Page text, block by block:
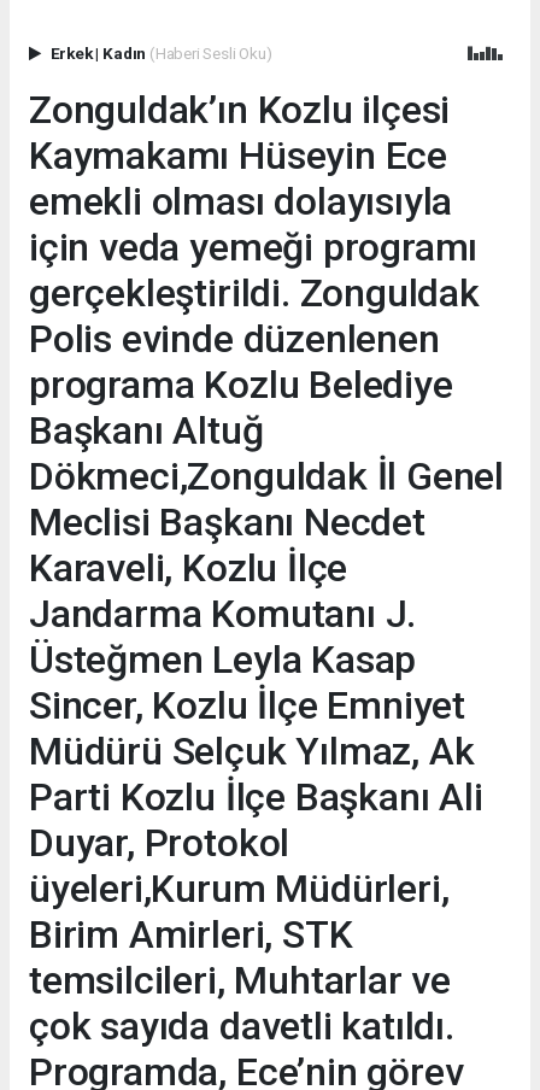
Erkek| Kadın (Haberi Sesli Oku)
Zonguldak’ın Kozlu ilçesi
Kaymakamı Hüseyin Ece
emekli olması dolayısıyla
için veda yemeği programı
gerçekleştirildi. Zonguldak
Polis evinde düzenlenen
programa Kozlu Belediye
Başkanı Altuğ
Dökmeci,Zonguldak İl Genel
Meclisi Başkanı Necdet
Karaveli, Kozlu İlçe
Jandarma Komutanı J.
Üsteğmen Leyla Kasap
Sincer, Kozlu İlçe Emniyet
Müdürü Selçuk Yılmaz, Ak
Parti Kozlu İlçe Başkanı Ali
Duyar, Protokol
üyeleri,Kurum Müdürleri,
Birim Amirleri, STK
temsilcileri, Muhtarlar ve
çok sayıda davetli katıldı.
Programda, Ece’nin görev